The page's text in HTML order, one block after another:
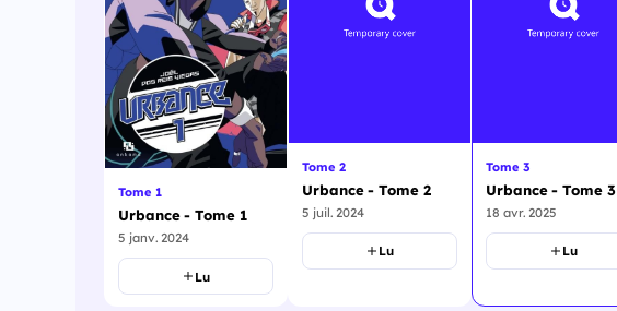
Tome 1
Urbance - Tome 1
5 janv. 2024
Lu
Tome 2
Urbance - Tome 2
5 juil. 2024
Lu
Tome 3
Urbance - Tome 3
18 avr. 2025
Lu